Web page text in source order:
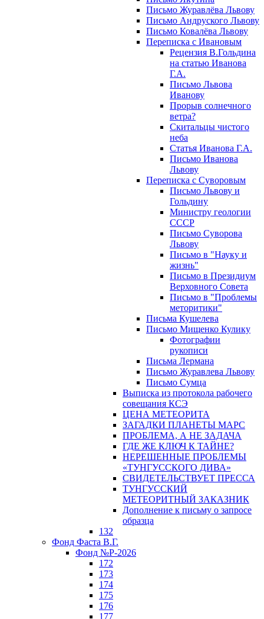
Письмо Журавлёва Львову
Письмо Андруского Львову
Письмо Ковалёва Львову
Переписка с Ивановым
Рецензия В.Гольдина
на статью Иванова
Г.А.
Письмо Львова
Иванову
Прорыв солнечного
ветра?
Скитальцы чистого
неба
Статья Иванова Г.А.
Письмо Иванова
Львову
Переписка с Суворовым
Письмо Львову и
Гольдину
Министру геологии
СССР
Письмо Суворова
Львову
Письмо в "Науку и
жизнь"
Письмо в Президиум
Верховного Совета
Письмо в "Проблемы
меторитики"
Письма Кушелева
Письмо Мищенко Кулику
Фотографии
рукописи
Письма Лермана
Письмо Журавлева Львову
Письмо Сумца
Выписка из протокола рабочего
совещания КСЭ
ЦЕНА МЕТЕОРИТА
ЗАГАДКИ ПЛАНЕТЫ МАРС
ПРОБЛЕМА, А НЕ ЗАДАЧА
ГДЕ ЖЕ КЛЮЧ К ТАЙНЕ?
НЕРЕШЕННЫЕ ПРОБЛЕМЫ
«ТУНГУССКОГО ДИВА»
СВИДЕТЕЛЬСТВУЕТ ПРЕССА
ТУНГУССКИЙ
МЕТЕОРИТНЫЙ ЗАКАЗНИК
Дополнение к письму о запросе
образца
132
Фонд Фаста В.Г.
Фонд №Р-2026
172
173
174
175
176
177